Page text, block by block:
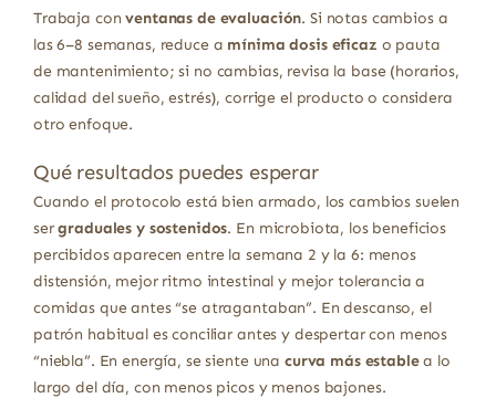
Trabaja conventanas de evaluación. Si notas cambios a
las 6–8 semanas, reduce a mínima dosis eficaz o pauta
de mantenimiento; si no cambias, revisa la base (horarios,
calidad del sueño, estrés), corrige el producto o considera
otro enfoque.
Qué resultados puedes esperar
Cuando el protocolo está bien armado, los cambios suelen
sergraduales y sostenidos. En microbiota, los beneficios
percibidos aparecen entre la semana 2 y la 6: menos
distensión, mejor ritmo intestinal y mejor tolerancia a
comidas que antes “se atragantaban”. En descanso, el
patrón habitual es conciliar antes y despertar con menos
“niebla”. En energía, se siente una curva más establea lo
largo del día, con menos picos y menos bajones.